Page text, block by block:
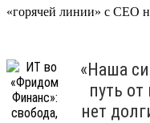
«горячей линии» с CEO
«Наша
путь
нет